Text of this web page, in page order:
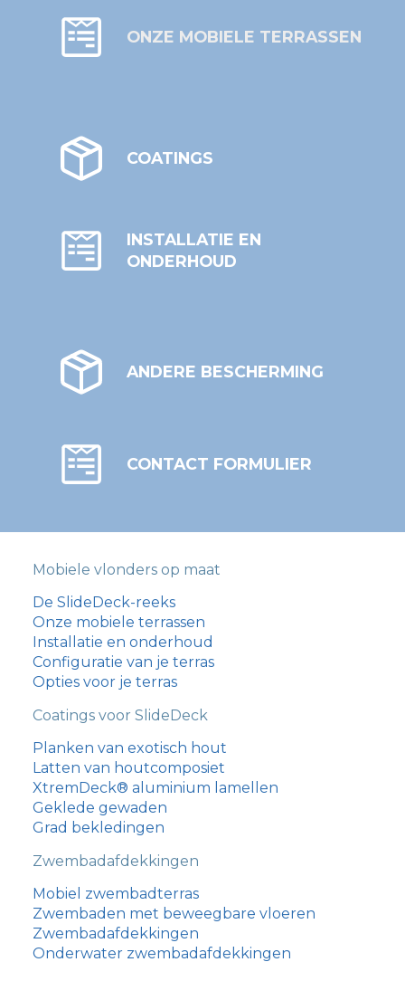
ONZE MOBIELE TERRASSEN
COATINGS
INSTALLATIE EN
ONDERHOUD
ANDERE BESCHERMING
CONTACT FORMULIER
Mobiele vlonders op maat
De SlideDeck-reeks
Onze mobiele terrassen
Installatie en onderhoud
Configuratie van je terras
Opties voor je terras
Coatings voor SlideDeck
Planken van exotisch hout
Latten van houtcomposiet
XtremDeck® aluminium lamellen
Geklede gewaden
Grad bekledingen
Zwembadafdekkingen
Mobiel zwembadterras
Zwembaden met beweegbare vloeren
Zwembadafdekkingen
Onderwater zwembadafdekkingen
Italiano
Português